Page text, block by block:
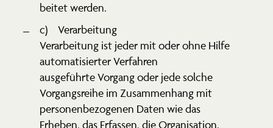
beitet werden.
c) Verar­beitung
Verar­beitung ist jeder mit oder ohne Hilfe
automa­ti­sierter Verfahren
ausge­führte Vorgang oder jede solche
Vorgangs­reihe im Zusam­menhang mit
perso­nen­be­zo­genen Daten wie das
Erheben, das Erfassen, die Organi­sation,